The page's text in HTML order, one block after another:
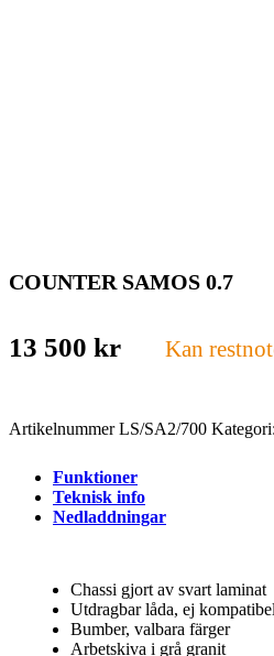
COUNTER SAMOS 0.7
13 500 kr Kan
ArtikelnummerLS/SA2/700 Kategori:
Funktioner
Teknisk info
Nedladdningar
Chassi gjort av svart laminat
Utdragbar låda, ej
Bumber, valbara färger
Arbetskiva i grå granit